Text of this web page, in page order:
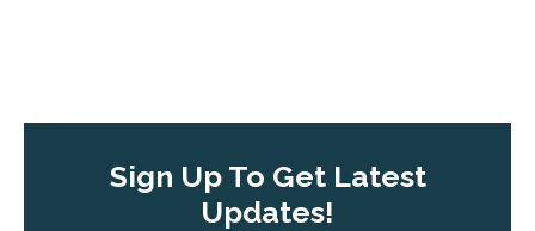
Sign Up To Get Latest
Updates!